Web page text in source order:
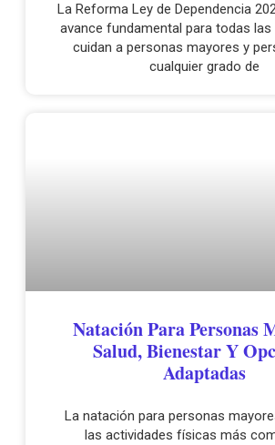
La Reforma Ley de Dependencia
avance fundamental para todas
cuidan a personas mayores y
cualquier grado de
Natación Para Personas
Salud, Bienestar Y
Adaptadas
La natación para personas
las actividades físicas más